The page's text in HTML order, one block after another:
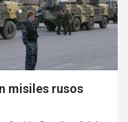
misiles rusos